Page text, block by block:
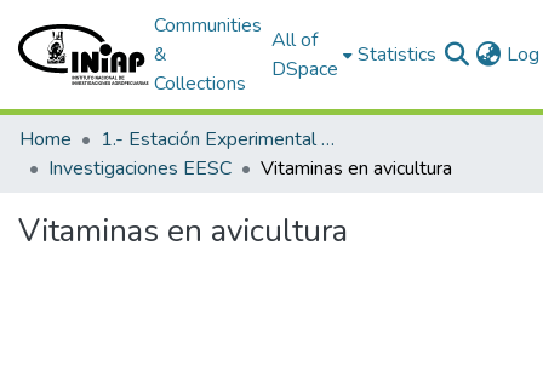
Communities
&
Collections
All of
DSpace
Statistics
Home
1.- Estación Experimental Santa Catalina
Investigaciones EESC
Vitaminas en avicultura
Vitaminas en avicultura